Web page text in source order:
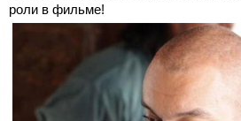
роли в фильме!